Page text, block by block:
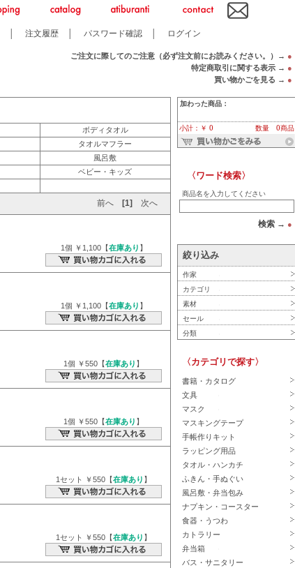
注文履歴 パスワード確認 ログイン
ご注文に際してのご注意（必ず注文前にお読みください。）→ ●
特定商取引に関する表示 → ●
買い物かごを見る → ●
ボディタオル
タオルマフラー
風呂敷
ベビー・キッズ
前へ [1] 次へ
1個 ￥1,100【在庫あり 】
1個 ￥1,100【在庫あり 】
1個 ￥550【在庫あり 】
1個 ￥550【在庫あり 】
1セット ￥550【在庫あり 】
1セット ￥550【在庫あり 】
加わった商品：
小計：￥ 0 数量 0商品
〈ワード検索〉
商品名を入力してください
検索 → ●
絞り込み
作家
カテゴリ
素材
セール
分類
〈カテゴリで探す〉
書籍・カタログ
文具
マスク
マスキングテープ
手帳作りキット
ラッピング用品
タオル・ハンカチ
ふきん・手ぬぐい
風呂敷・弁当包み
ナプキン・コースター
食器・うつわ
カトラリー
弁当箱
バス・サニタリー